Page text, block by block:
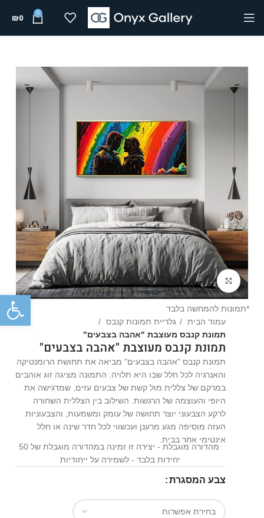
0
₪0
Click to enlarge
*תמונות להמחשה בלבד
עמוד הבית
גלריית תמונות קנבס
תמונת קנבס מעוצבת "אהבה בצבעים"
תמונת קנבס מעוצבת "אהבה בצבעים"
תמונת קנבס "אהבה בצבעים" מביאה את תחושת הרומנטיקה
והאנרגיה לכל חלל שבו היא תלויה. התמונה מציגה זוג אוהבים
במרקם של צללית מול קשת של צבעים עזים, שמדגישה את
היופי והעוצמה של הרגשות. השילוב בין הצללית השחורה
לרקע הצבעוני יוצר תחושה של עומק ומשמעות, והצבעוניות
העזה מוסיפה מגע מרענן ועכשווי לכל חדר שינה או חלל
אינטימי אחר בבית.
מהדורה מוגבלת - יצירה זו זמינה במהדורה מוגבלת של 50
יחידות בלבד - לשמירה על ייחודיות
צבע המסגרת